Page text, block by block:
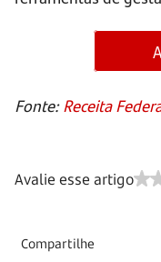
Fonte:Receita
Avalie esse artigo
Compartilhe